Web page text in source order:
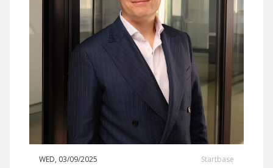
WED, 03/09/2025 Startbase